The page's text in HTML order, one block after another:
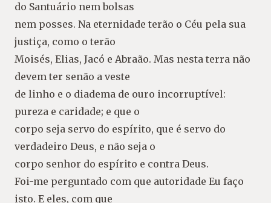
do Santuário nem bolsas
nem posses. Na eternidade terão o Céu pela sua
justiça, como o terão
Moisés, Elias, Jacó e Abraão. Mas nesta terra não
devem ter senão a veste
de linho e o diadema de ouro incorruptível:
pureza e caridade; e que o
corpo seja servo do espírito, que é servo do
verdadeiro Deus, e não seja o
corpo senhor do espírito e contra Deus.
Foi-me perguntado com que autoridade Eu faço
isto. E eles, com que